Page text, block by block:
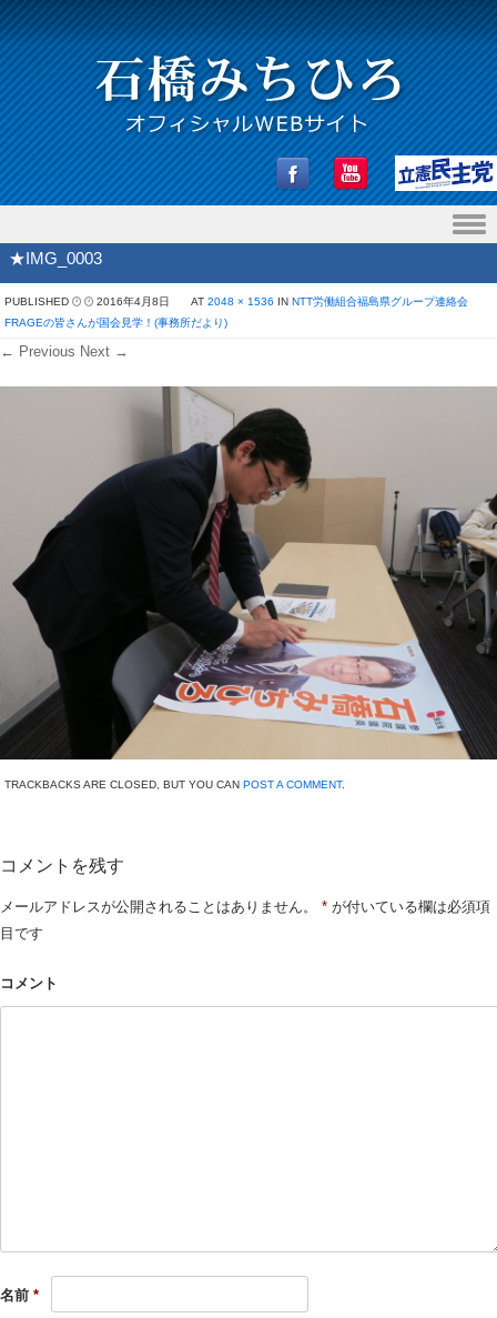
Skip to content
★IMG_0003
PUBLISHED 2016年4月8日 AT 2048 × 1536 IN NTT労働組合福島県グループ連絡会
FRAGEの皆さんが国会見学！(事務所だより)
← Previous Next →
TRACKBACKS ARE CLOSED, BUT YOU CAN POST A COMMENT.
コメントを残す
メールアドレスが公開されることはありません。 * が付いている欄は必須項
目です
コメント
名前 *